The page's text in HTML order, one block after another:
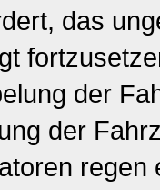
das
der
der
regen